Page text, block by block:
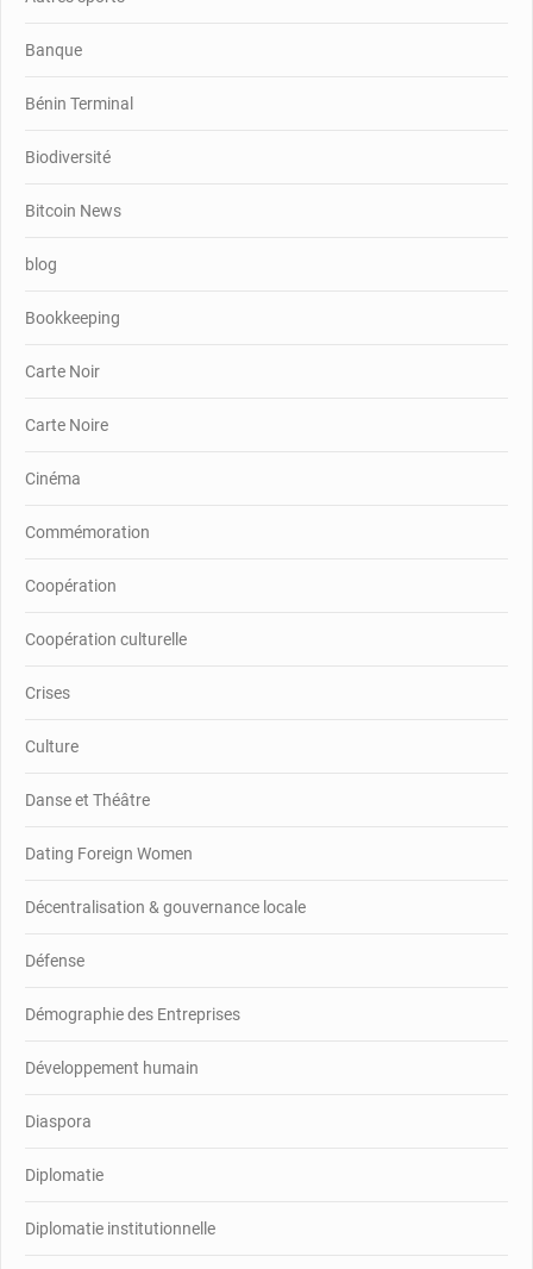
Banque
Bénin Terminal
Biodiversité
Bitcoin News
blog
Bookkeeping
Carte Noir
Carte Noire
Cinéma
Commémoration
Coopération
Coopération culturelle
Crises
Culture
Danse et Théâtre
Dating Foreign Women
Décentralisation & gouvernance locale
Défense
Démographie des Entreprises
Développement humain
Diaspora
Diplomatie
Diplomatie institutionnelle